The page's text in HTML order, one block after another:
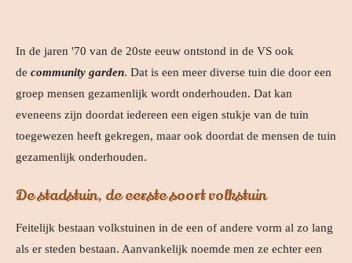
In de jaren '70 van de 20ste eeuw ontstond in de VS ook
de community garden. Dat is een meer diverse tuin die door een
groep mensen gezamenlijk wordt onderhouden. Dat kan
eveneens zijn doordat iedereen een eigen stukje van de tuin
toegewezen heeft gekregen, maar ook doordat de mensen de tuin
gezamenlijk onderhouden.
De stadstuin, de eerste soort volkstuin
Feitelijk bestaan volkstuinen in de een of andere vorm al zo lang
als er steden bestaan. Aanvankelijk noemde men ze echter een